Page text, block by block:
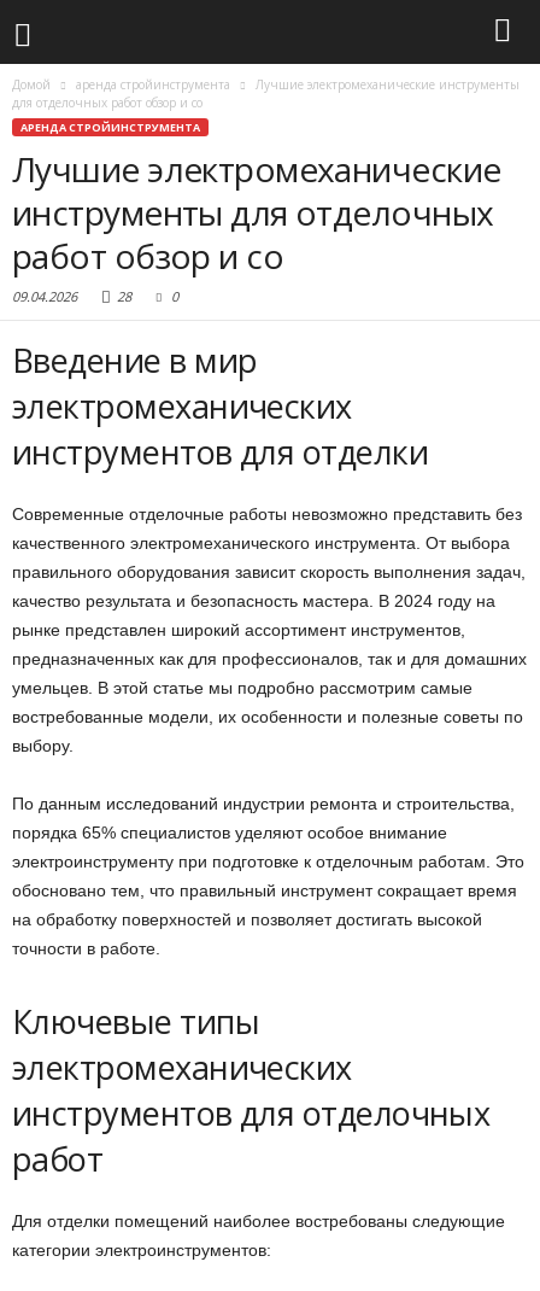
Домой аренда стройинструмента
Лучшие электромеханические инструменты
для отделочных работ обзор и со
АРЕНДА СТРОЙИНСТРУМЕНТА
Лучшие электромеханические
инструменты для отделочных
работ обзор и со
09.04.2026 28 0
Введение в мир
электромеханических
инструментов для отделки
Современные отделочные работы невозможно представить без
качественного электромеханического инструмента. От выбора
правильного оборудования зависит скорость выполнения задач,
качество результата и безопасность мастера. В 2024 году на
рынке представлен широкий ассортимент инструментов,
предназначенных как для профессионалов, так и для домашних
умельцев. В этой статье мы подробно рассмотрим самые
востребованные модели, их особенности и полезные советы по
выбору.
По данным исследований индустрии ремонта и строительства,
порядка 65% специалистов уделяют особое внимание
электроинструменту при подготовке к отделочным работам. Это
обосновано тем, что правильный инструмент сокращает время
на обработку поверхностей и позволяет достигать высокой
точности в работе.
Ключевые типы
электромеханических
инструментов для отделочных
работ
Для отделки помещений наиболее востребованы следующие
категории электроинструментов: